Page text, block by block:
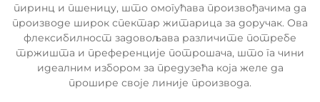
пиринц и пшеницу, што омогућава произвођачима да
производе широк спектар житарица за доручак. Ова
флексибилност задовољава различите потребе
тржишта и преференције потрошача, што га чини
идеалним избором за предузећа која желе да
прошире своје линије производа.